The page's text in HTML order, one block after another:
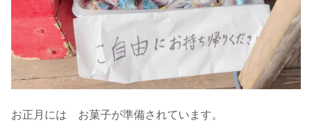
お正月には お菓子が準備されています。